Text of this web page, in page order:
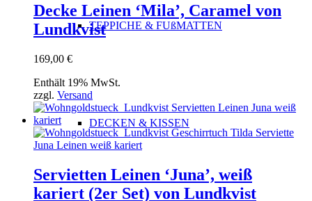
TEPPICHE & FUßMATTEN
DECKEN & KISSEN
Decke Leinen ‘Mila’, Caramel von
Lundkvist
169,00 €
Enthält 19% MwSt.
zzgl. Versand
Servietten Leinen ‘Juna’, weiß
kariert (2er Set) von Lundkvist